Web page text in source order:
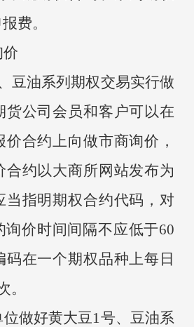
费。
豆油系列期权交易实行做
货公司会员和客户可以在
合约上向做市商询价，
合约以大商所网站发布为
当指明期权合约代码，对
询价时间间隔不应低于60
在一个期权品种上每日
。
做好黄大豆1号、豆油系